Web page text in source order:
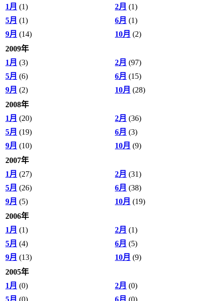
1月 (1) 2月 (1)
5月 (1) 6月 (1)
9月 (14) 10月 (2)
2009年
1月 (3) 2月 (97)
5月 (6) 6月 (15)
9月 (2) 10月 (28)
2008年
1月 (20) 2月 (36)
5月 (19) 6月 (3)
9月 (10) 10月 (9)
2007年
1月 (27) 2月 (31)
5月 (26) 6月 (38)
9月 (5) 10月 (19)
2006年
1月 (1) 2月 (1)
5月 (4) 6月 (5)
9月 (13) 10月 (9)
2005年
1月 (0) 2月 (0)